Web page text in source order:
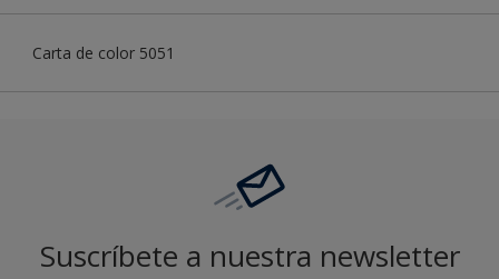
Carta de color 5051
Suscríbete a nuestra newsletter